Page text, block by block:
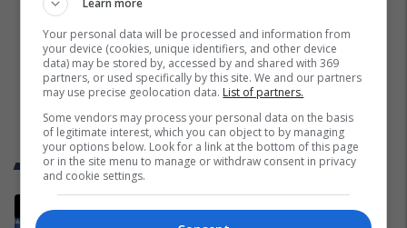
Trend Telegrafi
Learn more
Your personal data will be processed and information from
your device (cookies, unique identifiers, and other device
data) may be stored by, accessed by and shared with 369
partners, or used specifically by this site. We and our partners
may use precise geolocation data. List of partners.
Some vendors may process your personal data on the basis
of legitimate interest, which you can object to by managing
your options below. Look for a link at the bottom of this page
or in the site menu to manage or withdraw consent in privacy
and cookie settings.